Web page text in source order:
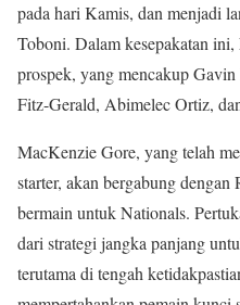
pada hari Kamis, dan menjadi
Toboni. Dalam kesepakatan
prospek, yang mencakup
Fitz-Gerald, Abimelec Ortiz,
MacKenzie Gore, yang telah
starter, akan bergabung dengan
bermain untuk Nationals.
dari strategi jangka panjang
terutama di tengah